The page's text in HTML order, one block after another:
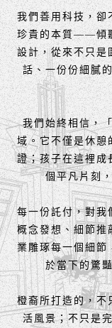
我們善用科技，卻
珍貴的本質——傾
設計，從來不只是
話、一份份細膩
我們始終相信，
域。它不僅是休憩
證；孩子在這裡成
個平凡片刻
每一份託付，對我
概念發想、細節推
業雕琢每一個細節
於當下的驚
橙裔所打造的，不
活風景；不只是